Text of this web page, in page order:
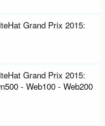
Grand Prix 2015:
Grand Prix 2015:
- Web100 - Web200